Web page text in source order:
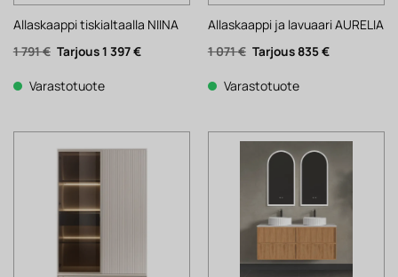
Allaskaappi tiskialtaalla NIINA
1 791€ Alkuperäinen
hinta
1
791 €.
1 397€Nykyinen
Varastotuote
Allaskaappi ja lavuaari AURELIA
1 071€ Alkuperäinen
hinta
1
071 €.
835€Nykyinen
Varastotuote